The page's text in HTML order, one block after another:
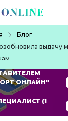
Блог
выдачу
ОНЛАЙН"
(1